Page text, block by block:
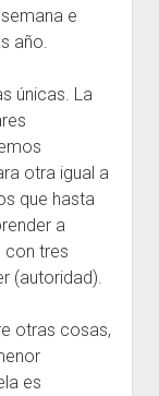
e
año.
únicas. La
otra igual a
que hasta
a
con tres
(autoridad).
otras cosas,
es